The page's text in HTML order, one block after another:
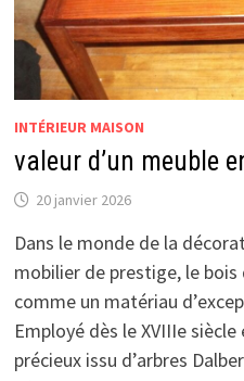
INTÉRIEUR MAISON
valeur d’un meuble
20 janvier 2026
Dans le monde de la
mobilier de prestige, le
comme un matériau
Employé dès le XVIIIe
précieux issu d’arbres